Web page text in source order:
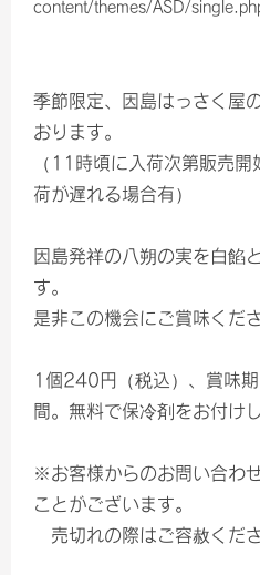
content/themes/ASD/
季節限定、因島はっさく屋
おります。
（11時頃に入荷次第販売
荷が遅れる場合有）
因島発祥の八朔の実を白餡
す。
是非この機会にご賞味くださ
1個240円（税込）、賞味
間。無料で保冷剤をお付け
※お客様からのお問い合わ
ことがございます。
売切れの際はご容赦くださ